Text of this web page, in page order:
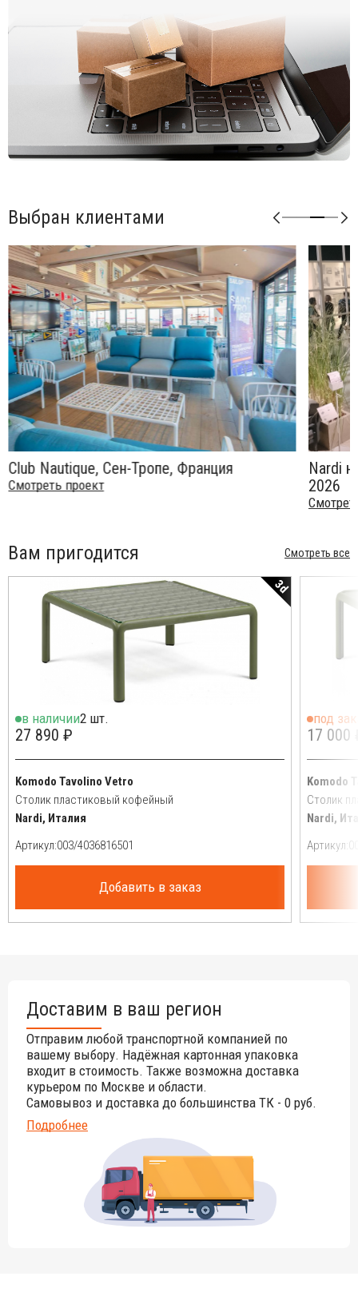
(antracite), тортора (tortora), агава (agave).
Возможные цвета подушек из акрила: серый (grigio),
розовый (rosa quarzo).
Возможные цвета подушек из ткани Sunbrella: синий
(adriatic), лед (ghiaccio), авокадо (avocado), джунгли
(giungla), холст (canvas).
Возможные цвета подушек из ткани TECH: панама
(panama).
Открыть технические характеристики
Открыть инструкцию по сборке.
Элементы серии Кomodo можно комбинировать между
собой в любой последовательности, создавая
индивидуальные решения для Вашего интерьера.
Выбран клиентами
Club Nautique, Сен-Тропе, Франция
Смотреть проект
Nardi
2026
Вам пригодится Смотреть все
3d
в наличии2 шт.
27 890 ₽
Komodo Tavolino Vetro
Столик пластиковый кофейный
Nardi, Италия
Артикул:
Добавить в заказ
под
17 000
Komodo
Столик
Nardi,
Артикул:
Доставим в ваш регион
Отправим любой транспортной компанией по
вашему выбору. Надёжная картонная упаковка
входит в стоимость. Также возможна доставка
курьером по Москве и области.
Самовывоз и доставка до большинства ТК - 0 руб.
Подробнее